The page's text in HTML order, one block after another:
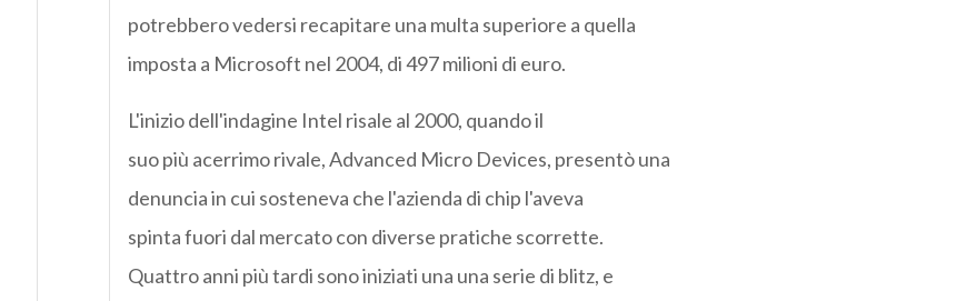
potrebbero vedersi recapitare una multa superiore a quella
imposta a Microsoft nel 2004, di 497 milioni di euro.
L'inizio dell'indagine Intel risale al 2000, quando il
suo più acerrimo rivale, Advanced Micro Devices, presentò una
denuncia in cui sosteneva che l'azienda di chip l'aveva
spinta fuori dal mercato con diverse pratiche scorrette.
Quattro anni più tardi sono iniziati una una serie di blitz, e